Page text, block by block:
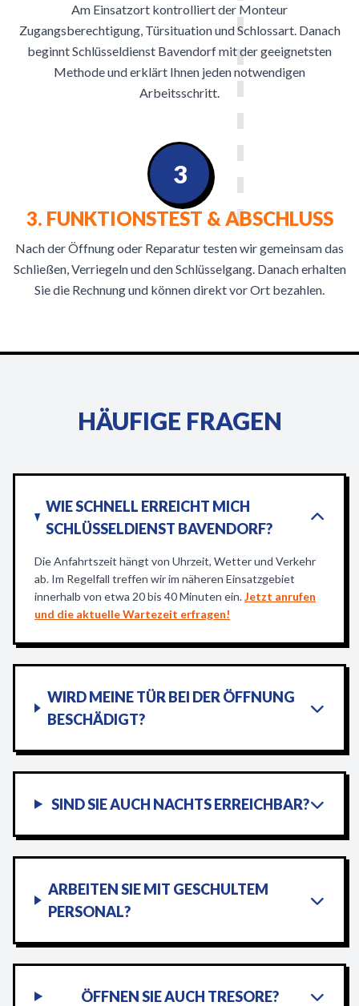
Am Einsatzort kontrolliert der Monteur
Zugangsberechtigung, Türsituation und Schlossart. Danach
beginnt Schlüsseldienst Bavendorf mit der geeignetsten
Methode und erklärt Ihnen jeden notwendigen
Arbeitsschritt.
3. FUNKTIONSTEST & ABSCHLUSS
Nach der Öffnung oder Reparatur testen wir gemeinsam das
Schließen, Verriegeln und den Schlüsselgang. Danach erhalten
Sie die Rechnung und können direkt vor Ort bezahlen.
3
HÄUFIGE FRAGEN
WIE SCHNELL ERREICHT MICH
SCHLÜSSELDIENST BAVENDORF?
Die Anfahrtszeit hängt von Uhrzeit, Wetter und Verkehr
ab. Im Regelfall treffen wir im näheren Einsatzgebiet
innerhalb von etwa 20 bis 40 Minuten ein.Jetzt anrufen
und die aktuelle Wartezeit erfragen!
WIRD MEINE TÜR BEI DER ÖFFNUNG
BESCHÄDIGT?
SIND SIE AUCH NACHTS ERREICHBAR?
ARBEITEN SIE MIT GESCHULTEM
PERSONAL?
ÖFFNEN SIE AUCH TRESORE?